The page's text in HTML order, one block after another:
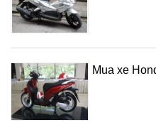
Mua xe